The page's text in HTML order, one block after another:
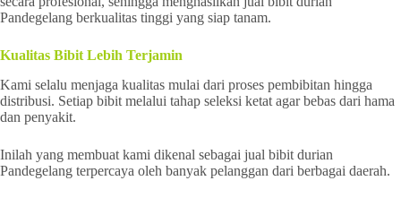
Pandegelang berkualitas tinggi yang siap tanam.
Kualitas Bibit Lebih Terjamin
Kami selalu menjaga kualitas mulai dari proses pembibitan hingga
distribusi. Setiap bibit melalui tahap seleksi ketat agar bebas dari hama
dan penyakit.
Inilah yang membuat kami dikenal sebagai jual bibit durian
Pandegelang terpercaya oleh banyak pelanggan dari berbagai daerah.